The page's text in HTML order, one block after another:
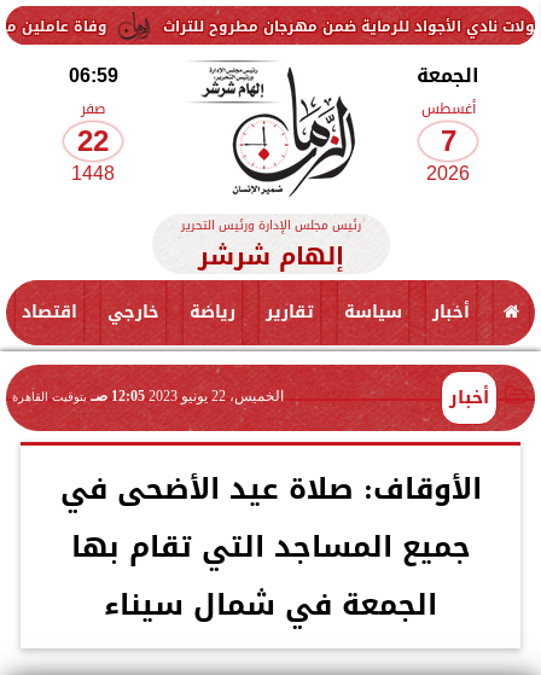
وفاة عاملين متأثرين للرماية ضمن مهرجان مطروح للتراث
الجمعة
أغسطس
7
2026
06:59
صفر
22
1448
رئيس مجلس الإدارة ورئيس التحرير
إلهام شرشر
أخبار سياسة تقارير رياضة خارجي اقتصاد
أخبار الخميس، 22 يونيو 2023 12:05 صـ بتوقيت القاهرة
الأوقاف: صلاة عيد الأضحى في
جميع المساجد التي تقام بها
الجمعة في شمال سيناء